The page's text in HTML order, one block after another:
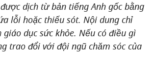
dịch từ bản tiếng Anh gốc bằng
lỗi hoặc thiếu sót. Nội dung chỉ
giáo dục sức khỏe. Nếu có điều gì
trao đổi với đội ngũ chăm sóc của